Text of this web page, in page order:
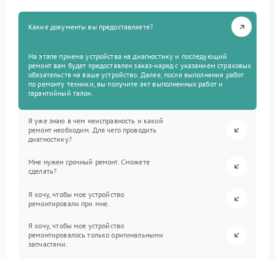
Какие документы вы предоставляете?
На этапе приема устройства на диагностику и последующий
ремонт вам будет предоставлен заказ-наряд с указанием страховых
обязательств на ваше устройство. Далее, после выполнения работ
по ремонту техники, вы получите акт выполненных работ и
гарантийный талон.
Я уже знаю в чем неисправность и какой
ремонт необходим. Для чего проводить
диагностику?
Мне нужен срочный ремонт. Сможете
сделать?
Я хочу, чтобы мое устройство
ремонтировали при мне.
Я хочу, чтобы мое устройство
ремонтировалось только оригинальными
запчастями.